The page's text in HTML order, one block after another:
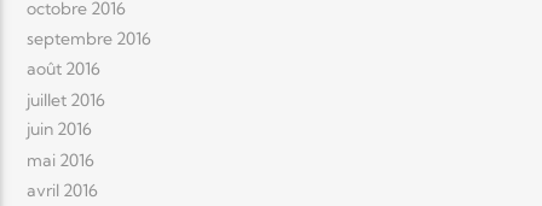
octobre 2016
septembre 2016
août 2016
juillet 2016
juin 2016
mai 2016
avril 2016